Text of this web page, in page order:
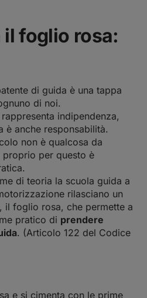
foglio rosa:
di guida è una tappa
di noi.
indipendenza,
è anche responsabilità.
non è qualcosa da
per questo è
di teoria la scuola guida a
rilasciano un
il foglio rosa, che permette a
pratico di prendere
. (Articolo 122 del Codice
e si cimenta con le prime